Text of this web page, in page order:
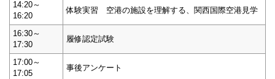
14:20～
16:20
体験実習 空港の施設を理解する、関西国際空港見学
16:30～
17:30
履修認定試験
17:00～
17:05
事後アンケート